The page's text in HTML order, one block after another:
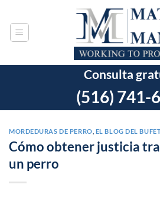
contenido
Consulta
(516) 741-
MORDEDURAS DE PERRO EL BLOG DEL
Cómo obtener justicia
un perro